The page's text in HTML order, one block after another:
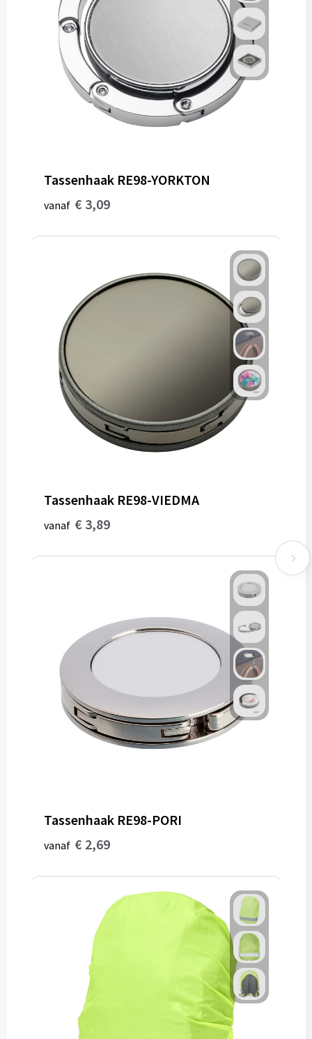
Tassenhaak RE98-YORKTON
vanaf € 3,09
Tassenhaak RE98-VIEDMA
vanaf € 3,89
Tassenhaak RE98-PORI
vanaf € 2,69